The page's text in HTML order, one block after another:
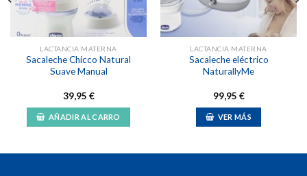
LACTANCIA MATERNA
Sacaleche Chicco Natural
Suave Manual
39,95 €
AÑADIR AL CARRO
LACTANCIA MATERNA
Sacaleche eléctrico
NaturallyMe
99,95 €
VER MÁS